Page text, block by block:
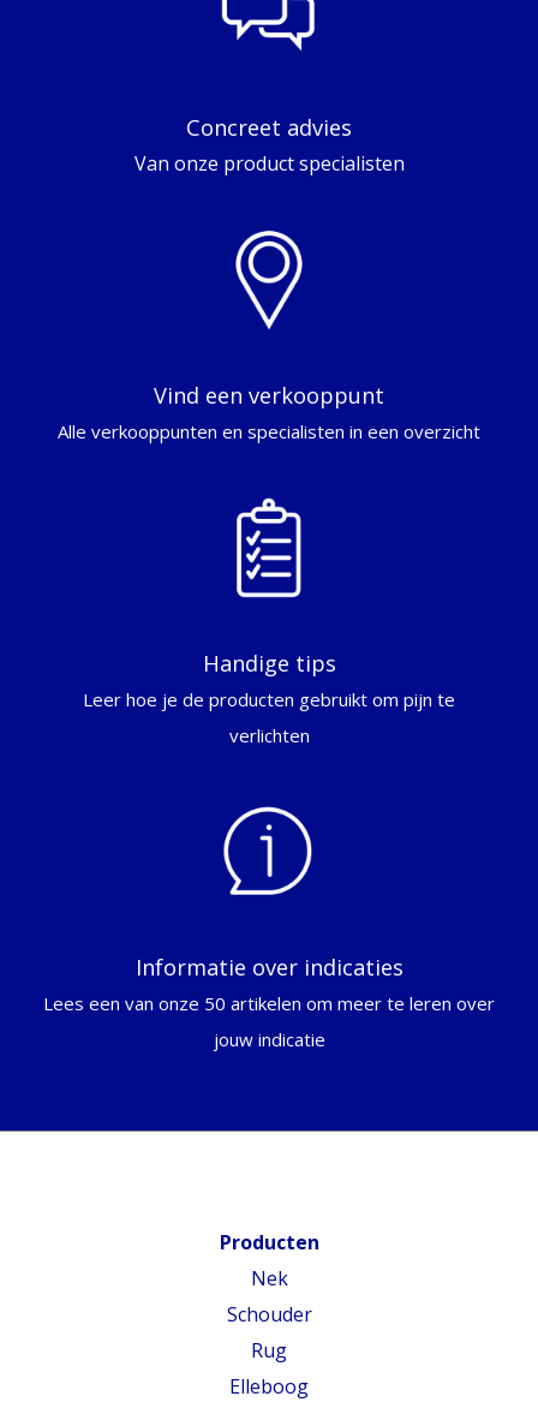
Concreet advies
Van onze product specialisten
Vind een verkooppunt
Alle verkooppunten en specialisten in een overzicht
Handige tips
Leer hoe je de producten gebruikt om pijn te
verlichten
Informatie over indicaties
Lees een van onze 50 artikelen om meer te leren over
jouw indicatie
Producten
Nek
Schouder
Rug
Elleboog